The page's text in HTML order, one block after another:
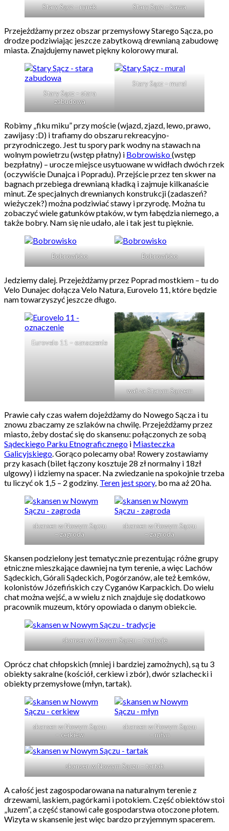
Stary Sącz – rynek Stary Sącz – kawa
Przejeżdżamy przez obszar przemysłowy Starego Sącza, po
drodze podziwiając jeszcze zabytkową drewnianą zabudowę
miasta. Znajdujemy nawet piękny kolorowy mural.
Stary Sącz – stara
zabudowa
Stary Sącz – mural
Robimy „fiku miku” przy moście (wjazd, zjazd, lewo, prawo,
zawijasy :D) i trafiamy do obszaru rekreacyjno-
przyrodniczego. Jest tu spory park wodny na stawach na
wolnym powietrzu (wstęp płatny) i Bobrowisko(wstęp
bezpłatny) – urocze miejsce usytuowane w widłach dwóch rzek
(oczywiście Dunajca i Popradu). Przejście przez ten skwer na
bagnach przebiega drewnianą kładką i zajmuje kilkanaście
minut. Ze specjalnych drewnianych konstrukcji (zadaszeń?
wieżyczek?) można podziwiać stawy i przyrodę. Można tu
zobaczyć wiele gatunków ptaków, w tym łabędzia niemego, a
także bobry. Nam się nie udało, ale i tak jest tu pięknie.
Bobrowisko Bobrowisko
Jedziemy dalej. Przejeżdżamy przez Poprad mostkiem – tu do
Velo Dunajec dołącza Velo Natura, Eurovelo 11, które będzie
nam towarzyszyć jeszcze długo.
Eurovelo 11 – oznaczenie
wał za Starym Sączem
Prawie cały czas wałem dojeżdżamy do Nowego Sącza i tu
znowu zbaczamy ze szlaków na chwilę. Przejeżdżamy przez
miasto, żeby dostać się do skansenu: połączonych ze sobą
Sądeckiego Parku Etnograficznego i Miasteczka
Galicyjskiego . Gorąco polecamy oba! Rowery zostawiamy
przy kasach (bilet łączony kosztuje 28 zł normalny i 18zł
ulgowy) i idziemy na spacer. Na zwiedzanie na spokojnie trzeba
tu liczyć ok 1,5 – 2 godziny. Teren jest spory, bo ma aż 20 ha.
skansen w Nowym Sączu
– zagroda
skansen w Nowym Sączu
– zagroda
Skansen podzielony jest tematycznie prezentując różne grupy
etniczne mieszkające dawniej na tym terenie, a więc Lachów
Sądeckich, Górali Sądeckich, Pogórzanów, ale też Łemków,
kolonistów Józefińskich czy Cyganów Karpackich. Do wielu
chat można wejść, a w wielu z nich znajduje się dodatkowo
pracownik muzeum, który opowiada o danym obiekcie.
skansen w Nowym Sączu – tradycje
Oprócz chat chłopskich (mniej i bardziej zamożnych), są tu 3
obiekty sakralne (kościół, cerkiew i zbór), dwór szlachecki i
obiekty przemysłowe (młyn, tartak).
skansen w Nowym Sączu
– cerkiew
skansen w Nowym Sączu
– młyn
skansen w Nowym Sączu – tartak
A całość jest zagospodarowana na naturalnym terenie z
drzewami, laskiem, pagórkami i potokiem. Część obiektów stoi
„luzem”, a część stanowi całe gospodarstwa otoczone płotem.
Wizyta w skansenie jest więc bardzo przyjemnym spacerem.